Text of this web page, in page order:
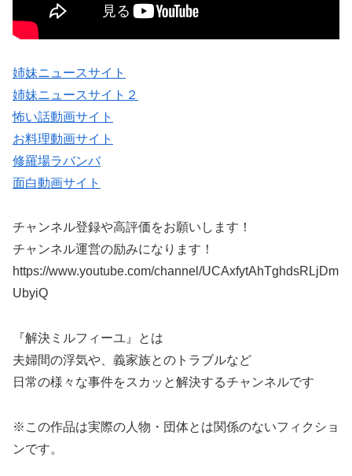
姉妹ニュースサイト
姉妹ニュースサイト２
怖い話動画サイト
お料理動画サイト
修羅場ラバンバ
面白動画サイト
チャンネル登録や高評価をお願いします！
チャンネル運営の励みになります！
https://www.youtube.com/channel/UCAxfytAhTghdsRLjDm
UbyiQ
『解決ミルフィーユ』とは
夫婦間の浮気や、義家族とのトラブルなど
日常の様々な事件をスカッと解決するチャンネルです
※この作品は実際の人物・団体とは関係のないフィクショ
ンです。